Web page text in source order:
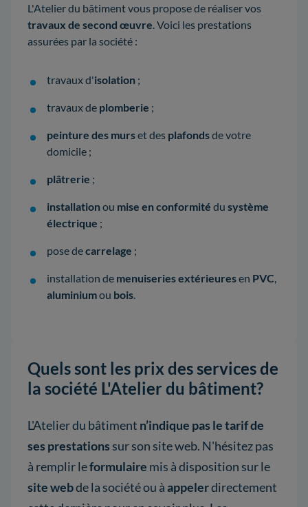
L'Atelier du bâtiment vous propose de réaliser vos
travaux de second œuvre. Voici les prestations
assurées par la société :
travaux d'isolation ;
travaux de plomberie ;
peinture des murset des plafondsde votre
domicile ;
plâtrerie ;
installationou mise en conformité du système
électrique ;
pose decarrelage ;
installation de menuiseries extérieuresen PVC,
aluminiumou bois.
Quels sont les prix des services de
la société L'Atelier du bâtiment?
L'Atelier du bâtiment n’indique pas le tarif de
ses prestations sur son site web. N'hésitez pas
à remplir leformulaire mis à disposition sur le
site webde la société ou àappelerdirectement